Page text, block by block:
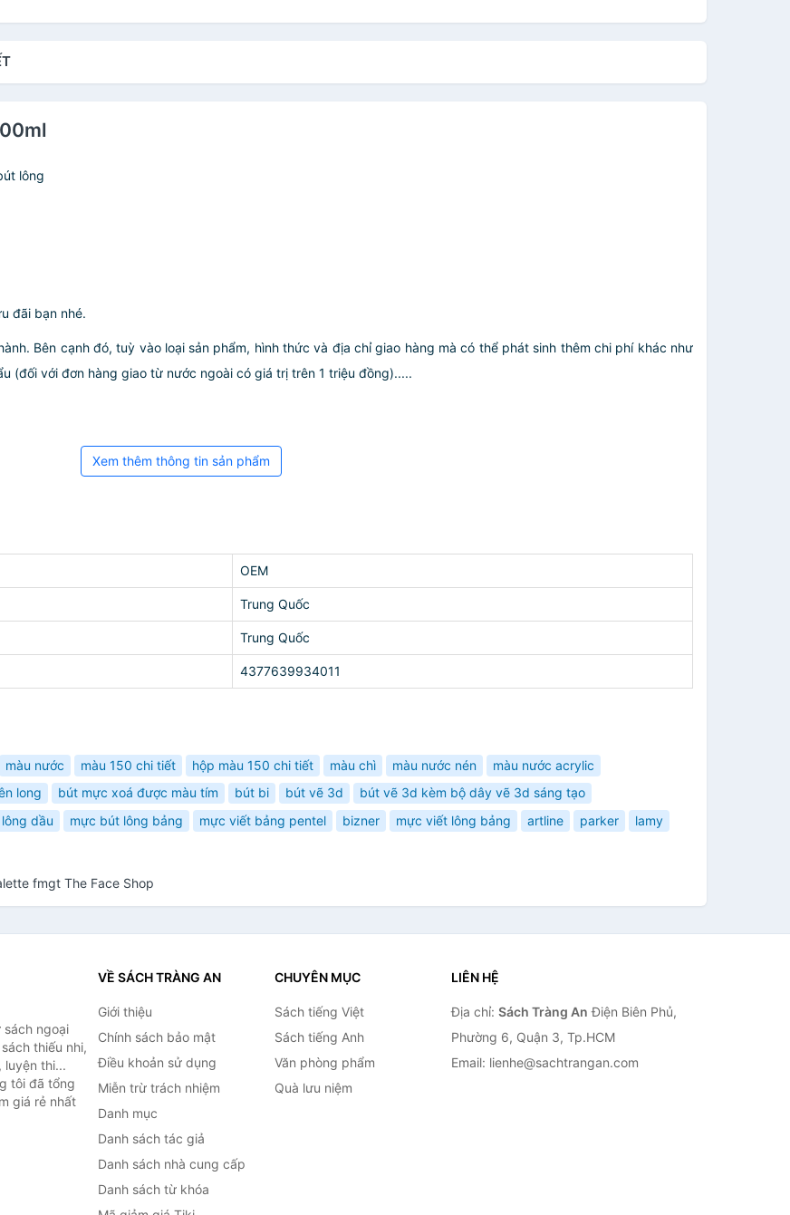
lông
đãi bạn nhé.
Bên cạnh đó, tuỳ vào loại sản phẩm, hình thức và địa chỉ giao hàng mà có thể phát sinh thêm chi phí khác như
(đối với đơn hàng giao từ nước ngoài có giá trị trên 1 triệu đồng).....
Xem thêm thông tin sản phẩm
OEM
Trung Quốc
Trung Quốc
4377639934011
màu nước màu 150 chi tiết hộp màu 150 chi tiết màu chì màu nước nén
màu nước acrylic
long bút mực xoá được màu tím bút bi bút vẽ 3d
bút vẽ 3d kèm bộ dây vẽ 3d sáng tạo
dầu mực bút lông bảng mực viết bảng pentel bizner mực viết lông bảng artline parker
lamy
fmgt The Face Shop
sách ngoại
thiếu nhi,
luyện thi...
tôi đã tổng
giá rẻ nhất
VỀ SÁCH TRÀNG AN
Giới thiệu
Chính sách bảo mật
Điều khoản sử dụng
Miễn trừ trách nhiệm
Danh mục
Danh sách tác giả
Danh sách nhà cung cấp
Danh sách từ khóa
CHUYÊN MỤC
Sách tiếng Việt
Sách tiếng Anh
Văn phòng phẩm
Quà lưu niệm
LIÊN HỆ
Địa chỉ: Sách Tràng An Điện Biên Phủ,
Phường 6, Quận 3, Tp.HCM
Email: lienhe@sachtrangan.com